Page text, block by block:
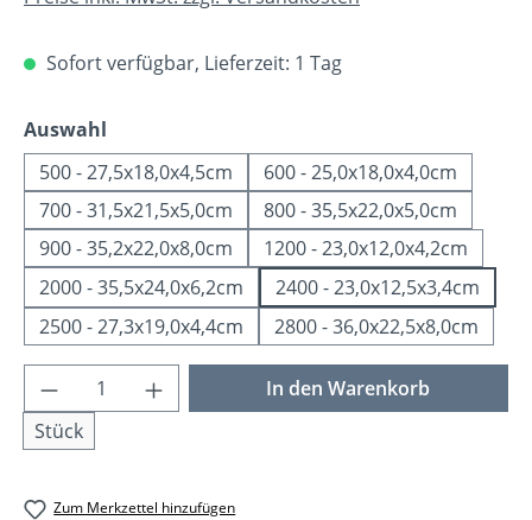
Sofort verfügbar, Lieferzeit: 1 Tag
Auswahl
500 - 27,5x18,0x4,5cm
600 - 25,0x18,0x4,0cm
700 - 31,5x21,5x5,0cm
800 - 35,5x22,0x5,0cm
900 - 35,2x22,0x8,0cm
1200 - 23,0x12,0x4,2cm
2000 - 35,5x24,0x6,2cm
2400 - 23,0x12,5x3,4cm
2500 - 27,3x19,0x4,4cm
2800 - 36,0x22,5x8,0cm
Produkt Anzahl: Gib den gewünschten
Stück
In den Warenkorb
Zum Merkzettel hinzufügen